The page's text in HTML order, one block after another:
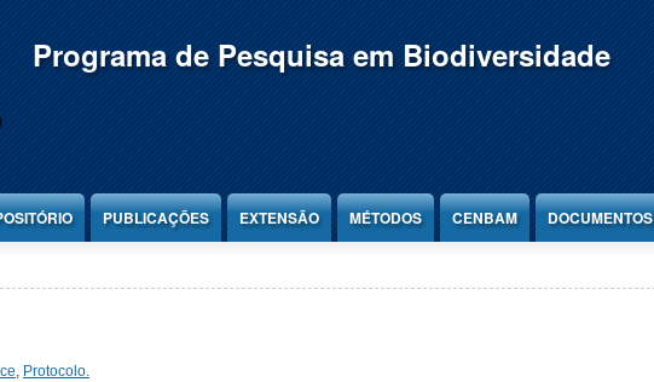
Programa de Pesquisa em Biodiversidade
PUBLICAÇÕES EXTENSÃO MÉTODOS CENBAM DOCUMENTOS
, Protocolo.